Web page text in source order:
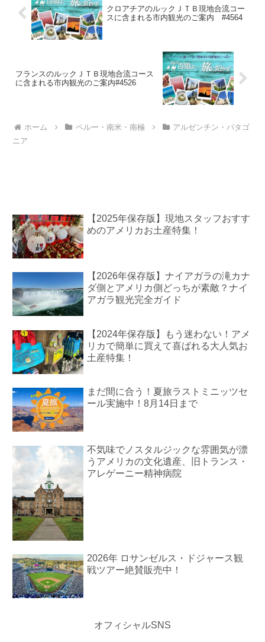
クロアチアのルックＪＴＢ現地合流コー
スに含まれる市内観光のご案内 #4564
フランスのルックＪＴＢ現地合流コース
に含まれる市内観光のご案内#4526
ホーム ペルー・南米・南極
アルゼンチン・パタゴ
ニア
【2025年保存版】現地スタッフおすす
めのアメリカお土産特集！
【2026年保存版】ナイアガラの滝カナ
ダ側とアメリカ側どっちが素敵？ナイ
アガラ観光完全ガイド
【2024年保存版】もう迷わない！アメ
リカで簡単に買えて喜ばれる大人気お
土産特集！
まだ間に合う！夏旅ラストミニッツセ
ール実施中！8月14日まで
不気味でノスタルジックな雰囲気が漂
うアメリカの文化遺産、旧トランス・
アレゲーニー精神病院
2026年 ロサンゼルス・ドジャース観
戦ツアー絶賛販売中！
オフィシャルSNS